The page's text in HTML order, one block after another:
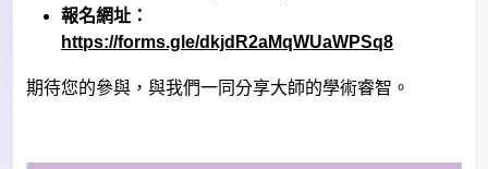
報名網址：
https://forms.gle/dkjdR2aMqWUaWPSq8
期待您的參與，與我們一同分享大師的學術睿智。